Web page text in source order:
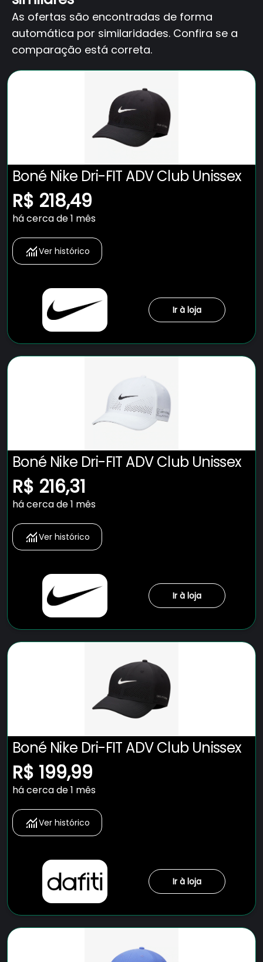
As ofertas são encontradas de forma
automática por similaridades. Confira se a
comparação está correta.
Boné Nike Dri-FIT ADV Club Unissex
R$ 218,49
há cerca de 1 mês
Ver histórico
Ir à loja
Boné Nike Dri-FIT ADV Club Unissex
R$ 216,31
há cerca de 1 mês
Ver histórico
Ir à loja
Boné Nike Dri-FIT ADV Club Unissex
R$ 199,99
há cerca de 1 mês
Ver histórico
Ir à loja